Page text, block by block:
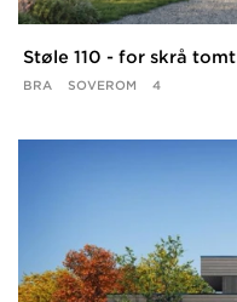
Støle 110 - for skrå tomt
BRA SOVEROM 4